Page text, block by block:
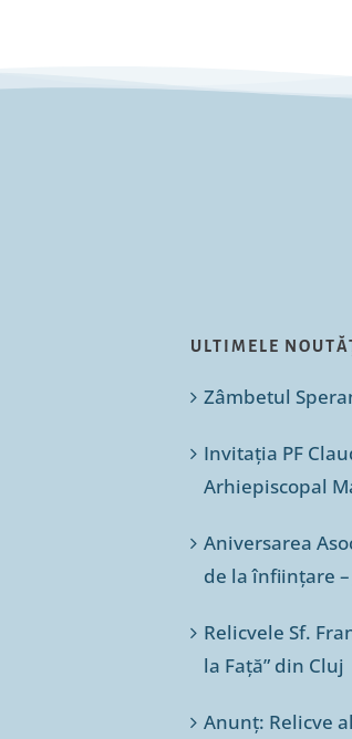
ULTIMELE
Zâmbetul
Invitația PF
Arhiepiscopal
Aniversarea
de la înființare
Relicvele Sf.
la Față” din Cluj
Anunț: Relicve